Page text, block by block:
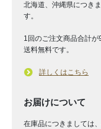
北海道、沖縄県につき
す。
1回のご注文商品合計
送料無料です。
詳しくはこちら
お届けについて
在庫品につきましては